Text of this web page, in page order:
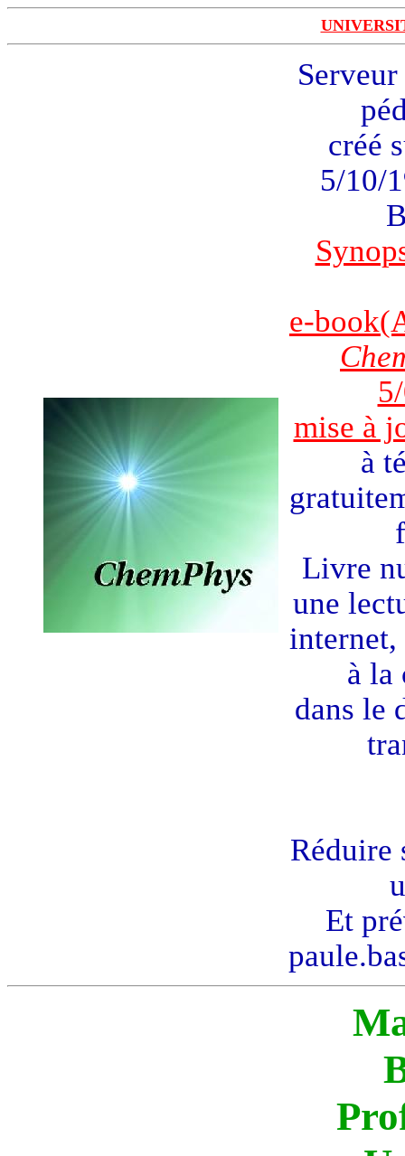
créé
5/10/
e-
mise à
à
Livre
une
à la
dans le
Réduire
Et